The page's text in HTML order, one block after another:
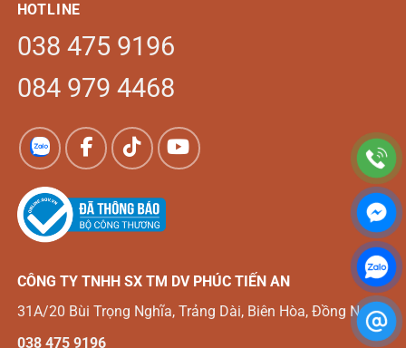
HOTLINE
038 475 9196
084 979 4468
CÔNG TY TNHH SX TM DV PHÚC TIẾN AN
31A/20 Bùi Trọng Nghĩa, Trảng Dài, Biên Hòa, Đồng Nai
038 475 9196